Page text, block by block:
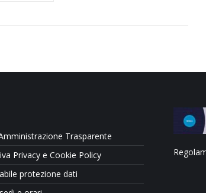
Trasparente
Privacy e Cookie Policy
protezione dati